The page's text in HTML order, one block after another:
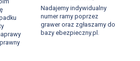
Nadajemy indywidualny
numer ramy poprzez
grawer oraz zgłaszamy do
bazy ebezpieczny.pl.